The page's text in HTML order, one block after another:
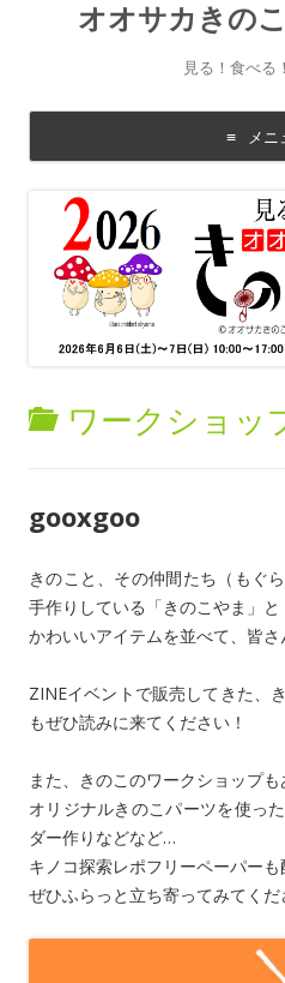
オオサカきの
見る！食べる
メニ
コ
ワークショッ
gooxgoo
きのこと、その仲間たち（もぐ
手作りしている「きのこやま」と
かわいいアイテムを並べて、皆さ
ZINEイベントで販売してきた、
もぜひ読みに来てください！
また、きのこのワークショップも
オリジナルきのこパーツを使っ
ダー作りなどなど…
キノコ探索レポフリーペーパーも
ぜひふらっと立ち寄ってみてく